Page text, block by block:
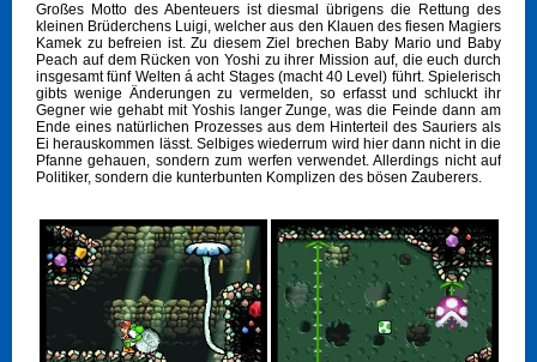
Großes Motto des Abenteuers ist diesmal übrigens die Rettung des
kleinen Brüderchens Luigi, welcher aus den Klauen des fiesen Magiers
Kamek zu befreien ist. Zu diesem Ziel brechen Baby Mario und Baby
Peach auf dem Rücken von Yoshi zu ihrer Mission auf, die euch durch
insgesamt fünf Welten á acht Stages (macht 40 Level) führt. Spielerisch
gibts wenige Änderungen zu vermelden, so erfasst und schluckt ihr
Gegner wie gehabt mit Yoshis langer Zunge, was die Feinde dann am
Ende eines natürlichen Prozesses aus dem Hinterteil des Sauriers als
Ei herauskommen lässt. Selbiges wiederrum wird hier dann nicht in die
Pfanne gehauen, sondern zum werfen verwendet. Allerdings nicht auf
Politiker, sondern die kunterbunten Komplizen des bösen Zauberers.